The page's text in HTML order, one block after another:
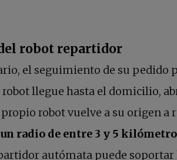
robot repartidor
el seguimiento de su pedido
robot llegue hasta el domicilio,
propio robot vuelve a su origen
radio de entre 3 y 5
autómata puede soportar